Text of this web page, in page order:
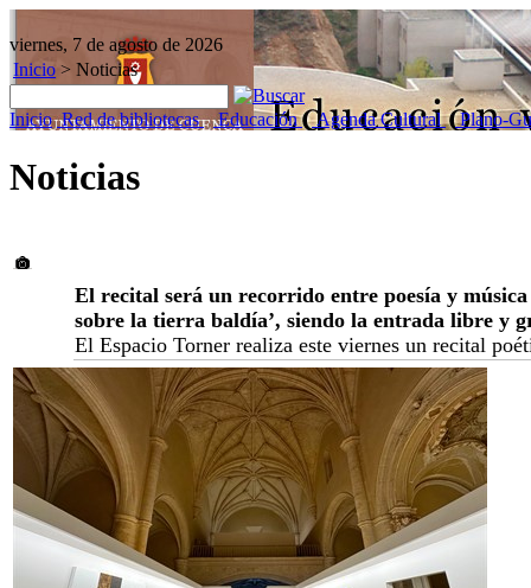
viernes, 7 de agosto de 2026
Inicio > Noticias
Inicio Red de bibliotecas Educación Agenda Cultural Plano-
Noticias
El recital será un recorrido entre poesía y
sobre la tierra baldía’, siendo la entrada libre y
El Espacio Torner realiza este viernes un recital